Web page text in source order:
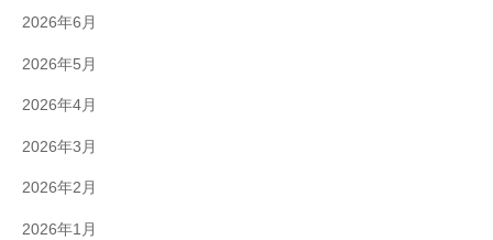
2026年6月
2026年5月
2026年4月
2026年3月
2026年2月
2026年1月